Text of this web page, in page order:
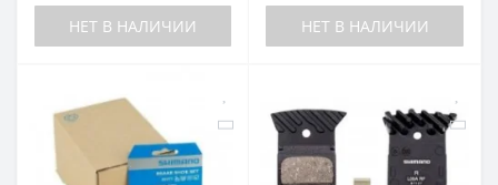
НЕТ В НАЛИЧИИ НЕТ В НАЛИЧИИ